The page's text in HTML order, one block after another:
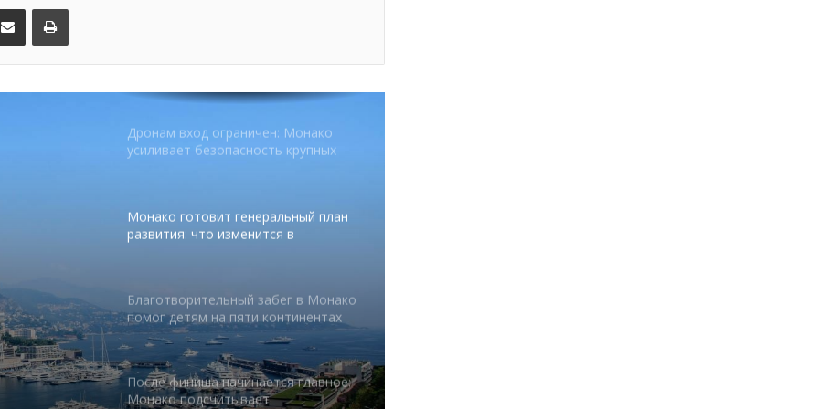
Поделиться по электронной почте Распечатать
в
усиливает безопасность крупных
Монако готовит генеральный план
развития: что изменится в
Благотворительный забег в Монако
помог детям на пяти континентах
После финиша начинается главное:
Монако подсчитывает
экономическую ценность Гран-при
Формулы-1
Отели Монако стали главным
драйвером роста индустрии